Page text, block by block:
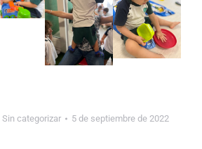
Sin categorizar 5 de septiembre de 2022